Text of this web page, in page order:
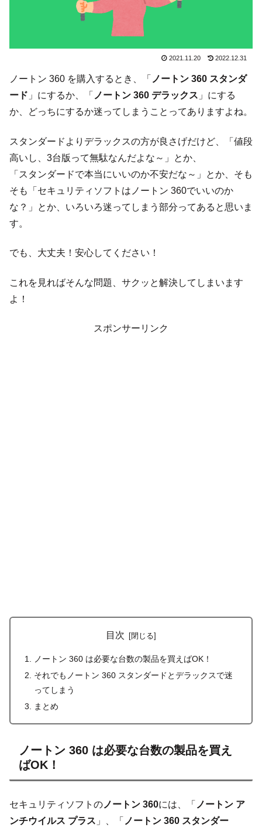
2021.11.20 2022.12.31
ノートン 360 を購入するとき、「 ノートン 360 スタンダ
ード 」にするか、「 ノートン 360 デラックス 」にする
か、どっちにするか迷ってしまうことってありますよね。
スタンダードよりデラックスの方が良さげだけど、「値段
高いし、3台版って無駄なんだよな～」とか、
「スタンダードで本当にいいのか不安だな～」とか、そも
そも「セキュリティソフトはノートン 360でいいのか
な？」とか、いろいろ迷ってしまう部分ってあると思いま
す。
でも、大丈夫！安心してください！
これを見ればそんな問題、サクッと解決してしまいます
よ！
スポンサーリンク
目次
ノートン 360 は必要な台数の製品を買えばOK！
それでもノートン 360 スタンダードとデラックスで迷
ってしまう
まとめ
ノートン 360 は必要な台数の製品を買え
ばOK！
セキュリティソフトの ノートン 360には、「 ノートン ア
ンチウイルス プラス 」、「 ノートン 360 スタンダー